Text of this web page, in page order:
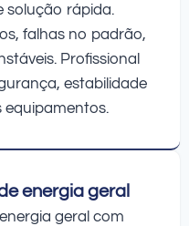
solução rápida.
falhas no padrão,
Profissional
estabilidade
equipamentos.
energia geral
geral com